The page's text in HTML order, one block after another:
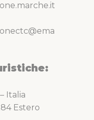
Italia
Estero